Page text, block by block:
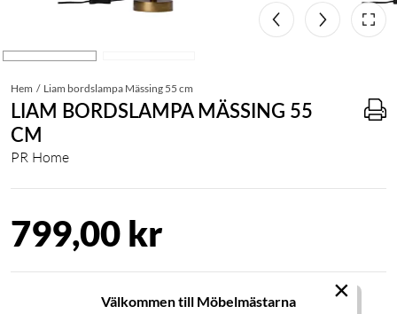
Välkommen till Möbelmästarna
×
Hem Liam bordslampa Mässing 55 cm
LIAM BORDSLAMPA MÄSSING 55
CM
PR Home
799,00 kr